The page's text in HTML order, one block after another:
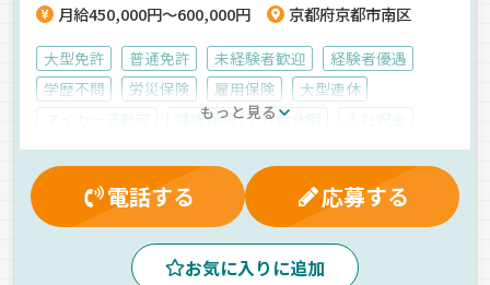
月給450,000円～600,000円
京都府京都市南区
大型免許 普通免許 未経験者歓迎
経験者優遇
学歴不問
労災保険 雇用保険
大型連休
健康保険 有給休暇
厚生年金
再雇用制度 賞与 真夜中 早朝
夕方
長距離 1人1台専用車
エアサス
ETC搭載
ジョロダー・ジョルダー
バックアイモニター装備
食品 雑貨
ウィング車
冷蔵・冷凍車
正社員
もっと見る
電話する 応募する
お気に入りに追加